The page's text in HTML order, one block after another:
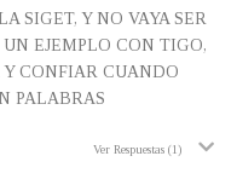
SIGET, Y NO VAYA SER
EJEMPLO CON TIGO,
Y CONFIAR CUANDO
PALABRAS
Ver Respuestas (1)